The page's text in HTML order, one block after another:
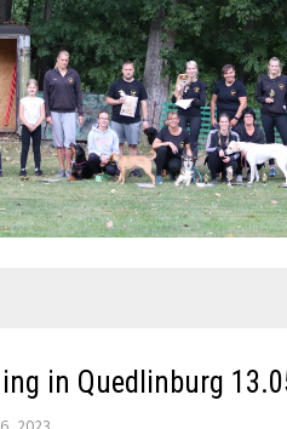
in Quedlinburg